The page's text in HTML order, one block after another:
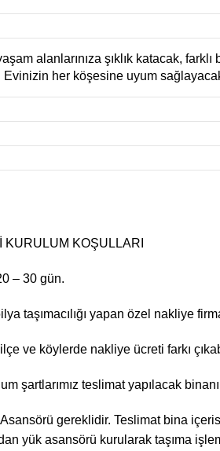
alanlarınıza şıklık katacak,
her köşesine uyum sağlayacak
KOŞULLARI
– 30 gün.
taşımacılığı yapan özel nakliye
ve köylerde nakliye ücreti farkı
şartlarımız teslimat yapılacak
gereklidir. Teslimat bina
yük asansörü kurularak taşıma